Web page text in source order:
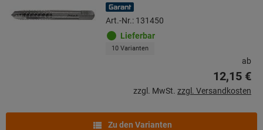
Art.-Nr.: 131450
Lieferbar
10 Varianten
ab
12,15 €
zzgl. MwSt. zzgl. Versandkosten
Zu den Varianten